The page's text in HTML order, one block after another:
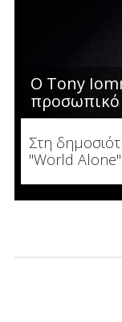
Ο Tony
Στη
"World Alone"